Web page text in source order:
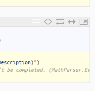
)")
be completed.